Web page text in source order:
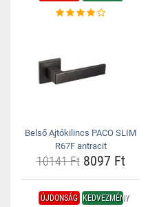
Belső Ajtókilincs PACO SLIM
R67F antracit
10141 Ft8097 Ft
ÚJDONSÁG KEDVEZMÉNY